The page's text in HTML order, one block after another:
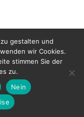
gestalten und
wir Cookies.
stimmen Sie der
zu.
Nein